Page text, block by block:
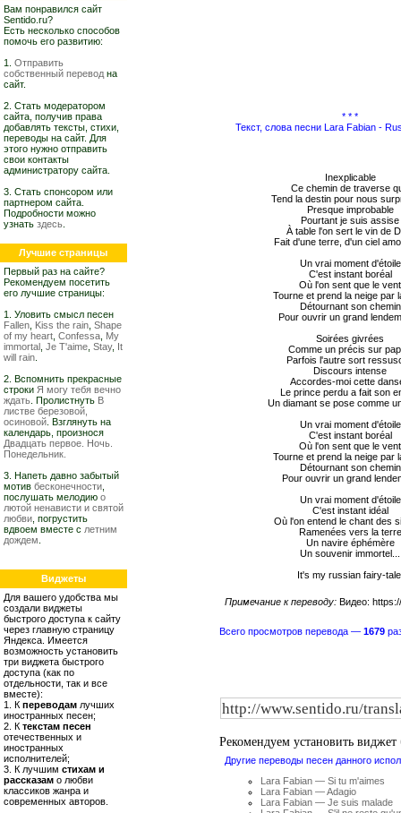
Вам понравился сайт
Sentido.ru?
Есть несколько способов
помочь его развитию:
1. Отправить
собственный перевод на
сайт.
2. Стать модератором
сайта, получив права
добавлять тексты, стихи,
переводы на сайт. Для
этого нужно отправить
свои контакты
администратору сайта.
3. Стать спонсором или
партнером сайта.
Подробности можно
узнать здесь
Лучшие страницы
Первый раз на сайте?
Рекомендуем посетить
его лучшие страницы:
1. Уловить смысл песен
Fallen Kiss the rain Shape
of my heart Confessa My
immortal Je T'aime Stay, It
will rain
2. Вспомнить прекрасные
строки Я могу тебя вечно
ждать . Пролистнуть В
листве березовой,
осиновой . Взглянуть на
календарь, произнося
Двадцать первое. Ночь.
Понедельник.
3. Напеть давно забытый
мотив бесконечности
послушать мелодию о
лютой ненависти и святой
любви , погрустить
вдвоем вместе с летним
дождем
Виджеты
Для вашего удобства мы
создали виджеты
быстрого доступа к сайту
через главную страницу
Яндекса. Имеется
возможность установить
три виджета быстрого
доступа (как по
отдельности, так и все
вместе):
1. К переводам лучших
иностранных песен;
2. К текстам песен
отечественных и
иностранных
исполнителей;
3. К лучшим стихам и
рассказам о любви
классиков жанра и
современных авторов.
* * *
Текст, слова песни Lara Fabian -
Inexplicable
Ce chemin de traverse
Tend la destin pour nous
Presque improbable
Pourtant je suis assise
À table l'on sert le vin de
Fait d'une terre, d'un ciel
Un vrai moment d'étoile
C'est instant boréal
Où l'on sent que le vent
Tourne et prend la neige par
Détournant son chemin
Pour ouvrir un grand
Soirées givrées
Comme un précis sur
Parfois l'autre sort
Discours intense
Accordes-moi cette
Le prince perdu a fait son
Un diamant se pose comme
Un vrai moment d'étoile
C'est instant boréal
Où l'on sent que le vent
Tourne et prend la neige par
Détournant son chemin
Pour ouvrir un grand
Un vrai moment d'étoile
C'est instant idéal
Où l'on entend le chant des
Ramenées vers la terre
Un navire éphémère
Un souvenir immortel...
It's my russian fairy-
Примечание к переводу: Видео:
Всего просмотров перевода —1679
Рекомендуем установить виджет
Другие переводы песен данного
Lara Fabian — Si tu m'aimes
Lara Fabian — Adagio
Lara Fabian — Je suis malade